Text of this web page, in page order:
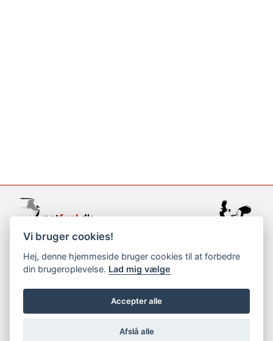
support@netfugl.dk
copyright © 2002-2023
Vi bruger cookies!
Hej, denne hjemmeside bruger cookies til at forbedre
din brugeroplevelse. Lad mig vælge
Accepter alle
Afslå alle